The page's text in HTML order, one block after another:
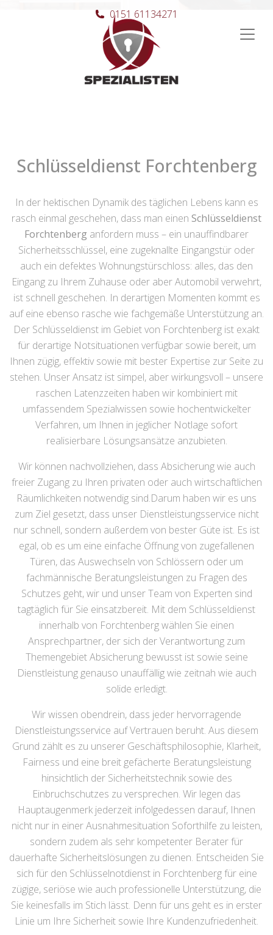
Hauptnavigation
0151 61134271
Schlüsseldienst Forchtenberg
In der hektischen Dynamik des täglichen Lebens kann es
rasch einmal geschehen, dass man einen Schlüsseldienst
Forchtenberg anfordern muss – ein unauffindbarer
Sicherheitsschlüssel, eine zugeknallte Eingangstür oder
auch ein defektes Wohnungstürschloss: alles, das den
Eingang zu Ihrem Zuhause oder aber Automobil verwehrt,
ist schnell geschehen. In derartigen Momenten kommt es
auf eine ebenso rasche wie fachgemäße Unterstützung an.
Der Schlüsseldienst im Gebiet von Forchtenberg ist exakt
für derartige Notsituationen verfügbar sowie bereit, um
Ihnen zügig, effektiv sowie mit bester Expertise zur Seite zu
stehen. Unser Ansatz ist simpel, aber wirkungsvoll – unsere
raschen Latenzzeiten haben wir kombiniert mit
umfassendem Spezialwissen sowie hochentwickelter
Verfahren, um Ihnen in jeglicher Notlage sofort
realisierbare Lösungsansätze anzubieten.
Wir können nachvollziehen, dass Absicherung wie auch
freier Zugang zu Ihren privaten oder auch wirtschaftlichen
Räumlichkeiten notwendig sind.Darum haben wir es uns
zum Ziel gesetzt, dass unser Dienstleistungsservice nicht
nur schnell, sondern außerdem von bester Güte ist. Es ist
egal, ob es um eine einfache Öffnung von zugefallenen
Türen, das Auswechseln von Schlössern oder um
fachmännische Beratungsleistungen zu Fragen des
Schutzes geht, wir und unser Team von Experten sind
tagtäglich für Sie einsatzbereit. Mit dem Schlüsseldienst
innerhalb von Forchtenberg wählen Sie einen
Ansprechpartner, der sich der Verantwortung zum
Themengebiet Absicherung bewusst ist sowie seine
Dienstleistung genauso unauffällig wie zeitnah wie auch
solide erledigt.
Wir wissen obendrein, dass jeder hervorragende
Dienstleistungsservice auf Vertrauen beruht. Aus diesem
Grund zählt es zu unserer Geschäftsphilosophie, Klarheit,
Fairness und eine breit gefächerte Beratungsleistung
hinsichtlich der Sicherheitstechnik sowie des
Einbruchschutzes zu versprechen. Wir legen das
Hauptaugenmerk jederzeit infolgedessen darauf, Ihnen
nicht nur in einer Ausnahmesituation Soforthilfe zu leisten,
sondern zudem als sehr kompetenter Berater für
dauerhafte Sicherheitslösungen zu dienen. Entscheiden Sie
sich für den Schlüsselnotdienst in Forchtenberg für eine
zügige, seriöse wie auch professionelle Unterstützung, die
Sie keinesfalls im Stich lässt. Denn für uns geht es in erster
Linie um Ihre Sicherheit sowie Ihre Kundenzufriedenheit.